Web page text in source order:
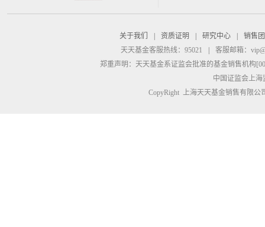
关于我们 资质证明 研究中心
销售
天天基金客服热线：95021
客服邮箱：
郑重声明： 天天基金系证监会批准的基金销售机构
中国证监会上
CopyRight 上海天天基金销售有限